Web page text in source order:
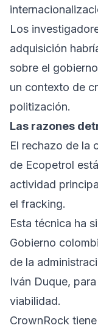
Los
adquisición
sobre el
un contexto de
politización.
Las razones
El rechazo de la
de Ecopetrol
actividad
el fracking.
Esta técnica ha
Gobierno
de la
Iván Duque,
viabilidad.
CrownRock